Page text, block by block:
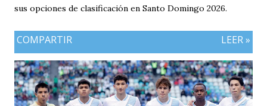
sus opciones de clasificación en Santo Domingo 2026.
COMPARTIR LEER »